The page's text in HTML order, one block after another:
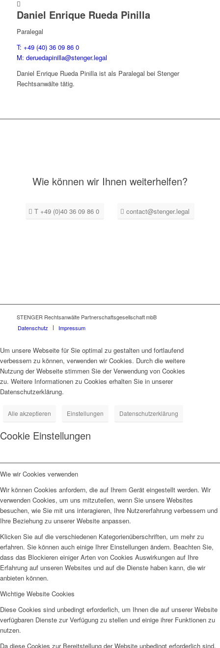

Daniel Enrique Rueda Pinilla
Paralegal
T: +49 (40) 36 09 86 0
M: deruedapinilla@stenger.legal
Daniel Enrique Rueda Pinilla ist als Paralegal bei Stenger
Rechtsanwälte tätig.
Wie können wir Ihnen weiterhelfen?
T +49 (0)40 36 09 86 0 contact@stenger.legal
STENGER Rechtsanwälte Partnerschaftsgesellschaft mbB
Datenschutz
Impressum
Um unsere Webseite für Sie optimal zu gestalten und fortlaufend
verbessern zu können, verwenden wir Cookies. Durch die weitere
Nutzung der Webseite stimmen Sie der Verwendung von Cookies
zu. Weitere Informationen zu Cookies erhalten Sie in unserer
Datenschutzerklärung.
Alle akzeptieren Einstellungen Datenschutzerklärung
Cookie Einstellungen
Wie wir Cookies verwenden
Wir können Cookies anfordern, die auf Ihrem Gerät eingestellt werden. Wir
verwenden Cookies, um uns mitzuteilen, wenn Sie unsere Websites
besuchen, wie Sie mit uns interagieren, Ihre Nutzererfahrung verbessern und
Ihre Beziehung zu unserer Website anpassen.
Klicken Sie auf die verschiedenen Kategorienüberschriften, um mehr zu
erfahren. Sie können auch einige Ihrer Einstellungen ändern. Beachten Sie,
dass das Blockieren einiger Arten von Cookies Auswirkungen auf Ihre
Erfahrung auf unseren Websites und auf die Dienste haben kann, die wir
anbieten können.
Wichtige Website Cookies
Diese Cookies sind unbedingt erforderlich, um Ihnen die auf unserer Website
verfügbaren Dienste zur Verfügung zu stellen und einige ihrer Funktionen zu
nutzen.
Da diese Cookies zur Bereitstellung der Website unbedingt erforderlich sind,